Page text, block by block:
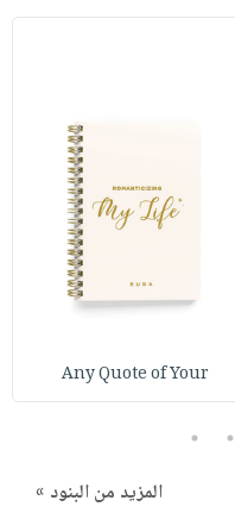
Any Quote of Your
4
5
المزيد من البنود »